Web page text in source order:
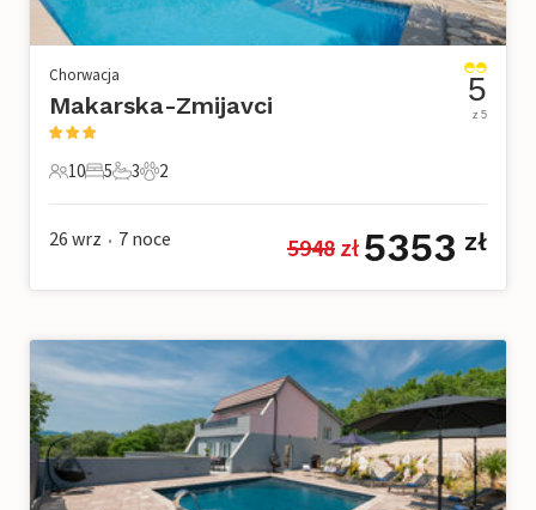
Chorwacja
Makarska-Zmijavci
10 Goście
10
5 Sypialnie
5
3 Łazienki
3
2 Zwierzęta domowe
2
5
z 5
26 wrz • 7 noce 5948 zł 5353 zł